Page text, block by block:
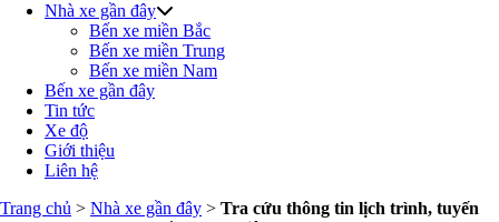
Nhà xe gần đây
Bến xe miền Bắc
Bến xe miền Trung
Bến xe miền Nam
Bến xe gần đây
Tin tức
Xe độ
Giới thiệu
Liên hệ
Trang chủ > Nhà xe gần đây > Tra cứu thông tin lịch trình, tuyến